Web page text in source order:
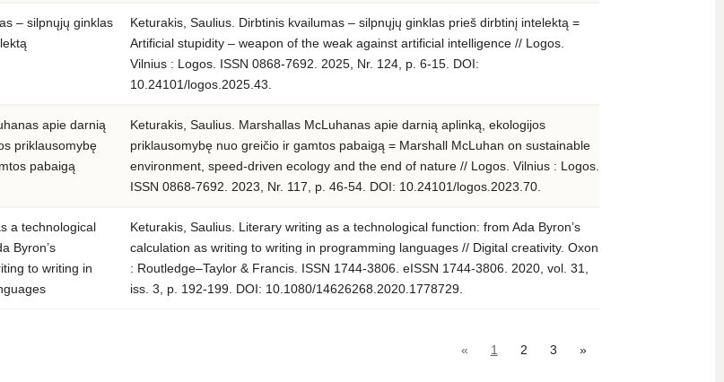
– silpnųjų ginklas
Keturakis, Saulius. Dirbtinis kvailumas – silpnųjų ginklas prieš dirbtinį intelektą =
Artificial stupidity – weapon of the weak against artificial intelligence // Logos.
Vilnius : Logos. ISSN 0868-7692. 2025, Nr. 124, p. 6-15. DOI:
10.24101/logos.2025.43.
apie darnią
priklausomybę
pabaigą
Keturakis, Saulius. Marshallas McLuhanas apie darnią aplinką, ekologijos
priklausomybę nuo greičio ir gamtos pabaigą = Marshall McLuhan on sustainable
environment, speed-driven ecology and the end of nature // Logos. Vilnius : Logos.
ISSN 0868-7692. 2023, Nr. 117, p. 46-54. DOI: 10.24101/logos.2023.70.
a technological
Byron’s
to writing in
Keturakis, Saulius. Literary writing as a technological function: from Ada Byron’s
calculation as writing to writing in programming languages // Digital creativity. Oxon
: Routledge–Taylor & Francis. ISSN 1744-3806. eISSN 1744-3806. 2020, vol. 31,
iss. 3, p. 192-199. DOI: 10.1080/14626268.2020.1778729.
« 1 2 3 »